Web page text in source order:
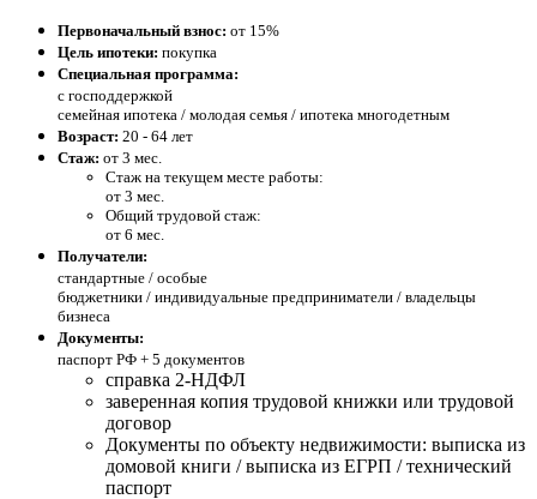
Первоначальный взнос: от 15%
Цель ипотеки: покупка
Специальная программа:
с господдержкой
семейная ипотека / молодая семья / ипотека многодетным
Возраст: 20 - 64 лет
Стаж: от 3 мес.
Стаж на текущем месте работы:
от 3 мес.
Общий трудовой стаж:
от 6 мес.
Получатели:
стандартные / особые
бюджетники / индивидуальные предприниматели / владельцы
бизнеса
Документы:
паспорт РФ + 5 документов
справка 2-НДФЛ
заверенная копия трудовой книжки или трудовой
договор
Документы по объекту недвижимости: выписка из
домовой книги / выписка из ЕГРП / технический
паспорт